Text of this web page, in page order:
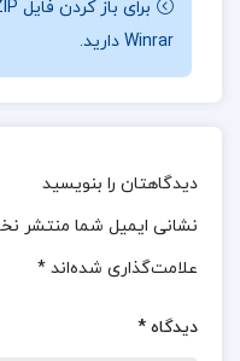
درباره نویسنده کتاب
علاوه بر
شده‌اند. این تست‌ها به
می‌دهند که
سنجیده و نقاط قوت و
تست دارای
Winrar دارید.
دیدگاهتان را بنویسید
نشانی ایمیل شما منتشر
علامت‌گذاری شده‌اند *
دیدگاه *